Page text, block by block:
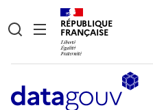
RÉPUBLIQUE
FRANÇAISE